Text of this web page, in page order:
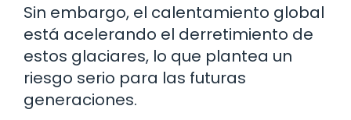
Sin embargo, el calentamiento global
está acelerando el derretimiento de
estos glaciares, lo que plantea un
riesgo serio para las futuras
generaciones.